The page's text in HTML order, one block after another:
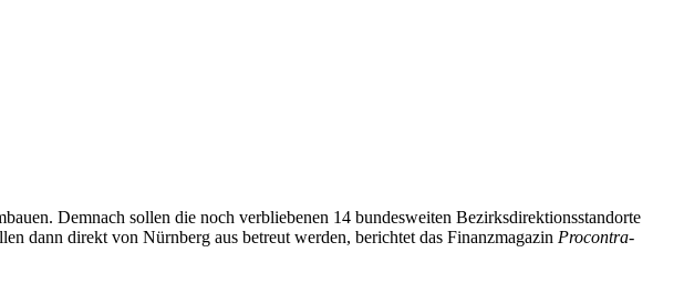
Demnach sollen die noch verbliebenen 14 bundesweiten Bezirksdirektionsstandorte
dann direkt von Nürnberg aus betreut werden, berichtet das Finanzmagazin Procontra-